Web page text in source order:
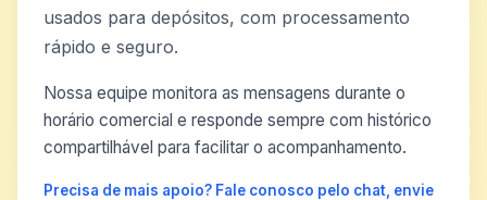
usados para depósitos, com processamento
rápido e seguro.
Nossa equipe monitora as mensagens durante o
horário comercial e responde sempre com histórico
compartilhável para facilitar o acompanhamento.
Precisa de mais apoio? Fale conosco pelo chat, envie